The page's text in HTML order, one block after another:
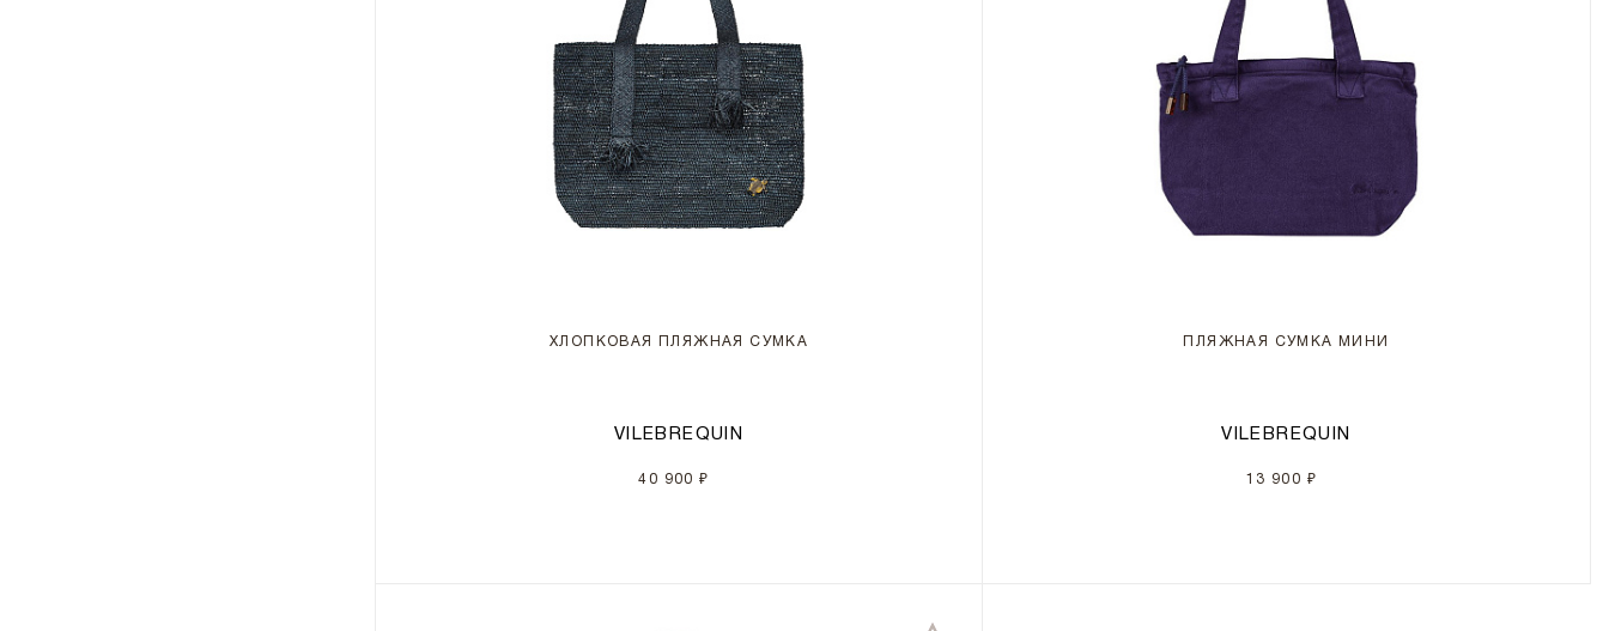
ХЛОПКОВАЯ ПЛЯЖНАЯ СУМКА
VILEBREQUIN
40 900 ₽
ПЛЯЖНАЯ СУМКА МИНИ
VILEBREQUIN
13 900 ₽